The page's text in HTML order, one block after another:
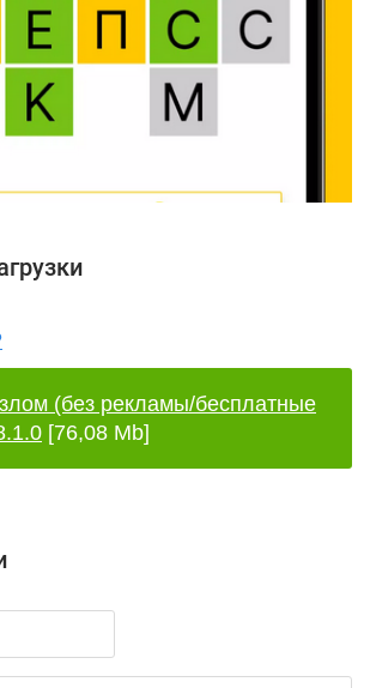
(без рекламы/бесплатные
[76,08 Mb]